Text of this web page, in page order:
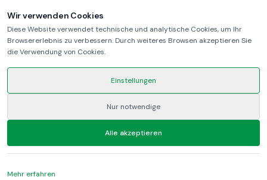
heading
lead
YouTube
Wir verwenden Cookies
Diese Website verwendet technische und analytische Cookies, um Ihr
Browsererlebnis zu verbessern. Durch weiteres Browsen akzeptieren Sie
die Verwendung von Cookies.
Einstellungen
Nur notwendige
Alle akzeptieren
Mehr erfahren